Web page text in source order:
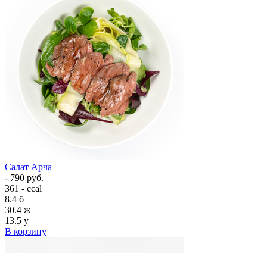
Салат Арча
- 790 руб.
361 - ccal
8.4 б
30.4 ж
13.5 у
В корзину